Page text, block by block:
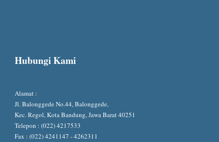
Hubungi Kami
Alamat :
Jl. Balonggede No.44, Balonggede,
Kec. Regol, Kota Bandung, Jawa Barat 40251
Telepon : (022) 4217533
Fax : (022) 4241147 - 4262311